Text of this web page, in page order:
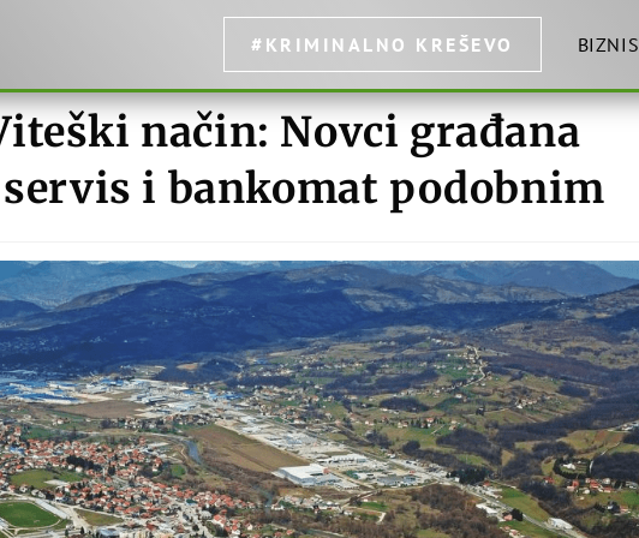
#KRIMINALNO KREŠEVO BIZNIS
način: Novci građana
i bankomat podobnim